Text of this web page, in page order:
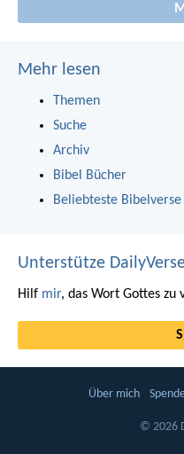
Mehr lesen
Themen
Suche
Archiv
Bibel Bücher
Beliebteste Bibelverse
Unterstütze
Hilf mir, das Wort Gottes zu
Über mich
© 2026